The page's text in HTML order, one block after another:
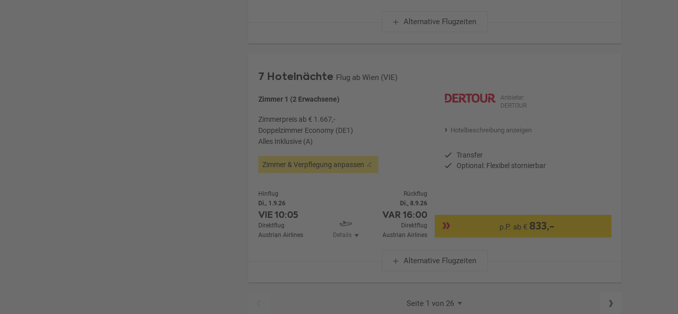
Alternative Flugzeiten
7 Hotelnächte Flug ab Wien (VIE)
Zimmer 1 (2 Erwachsene)
Zimmerpreis ab € 1.667,-
Doppelzimmer Economy (DE1)
Alles Inklusive (A)
Zimmer & Verpflegung anpassen
Anbieter:
DERTOUR
Hotelbeschreibung anzeigen
Transfer
Optional: Flexibel stornierbar
Hinflug
Di., 1.9.26
VIE10:05
Direktflug
Austrian Airlines
Details
Rückflug
Di., 8.9.26
VAR16:00
Direktflug
Austrian Airlines
p.P. ab € 833,-
Alternative Flugzeiten
Seite 1 von 26